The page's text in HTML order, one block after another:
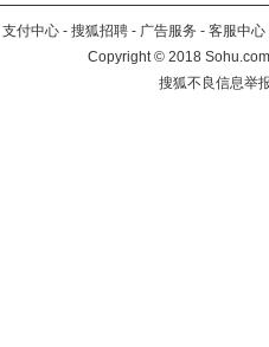
支付中心 - 搜狐招聘 - 广告服务 - 客服中心
Copyright©2018
搜狐不良信息举